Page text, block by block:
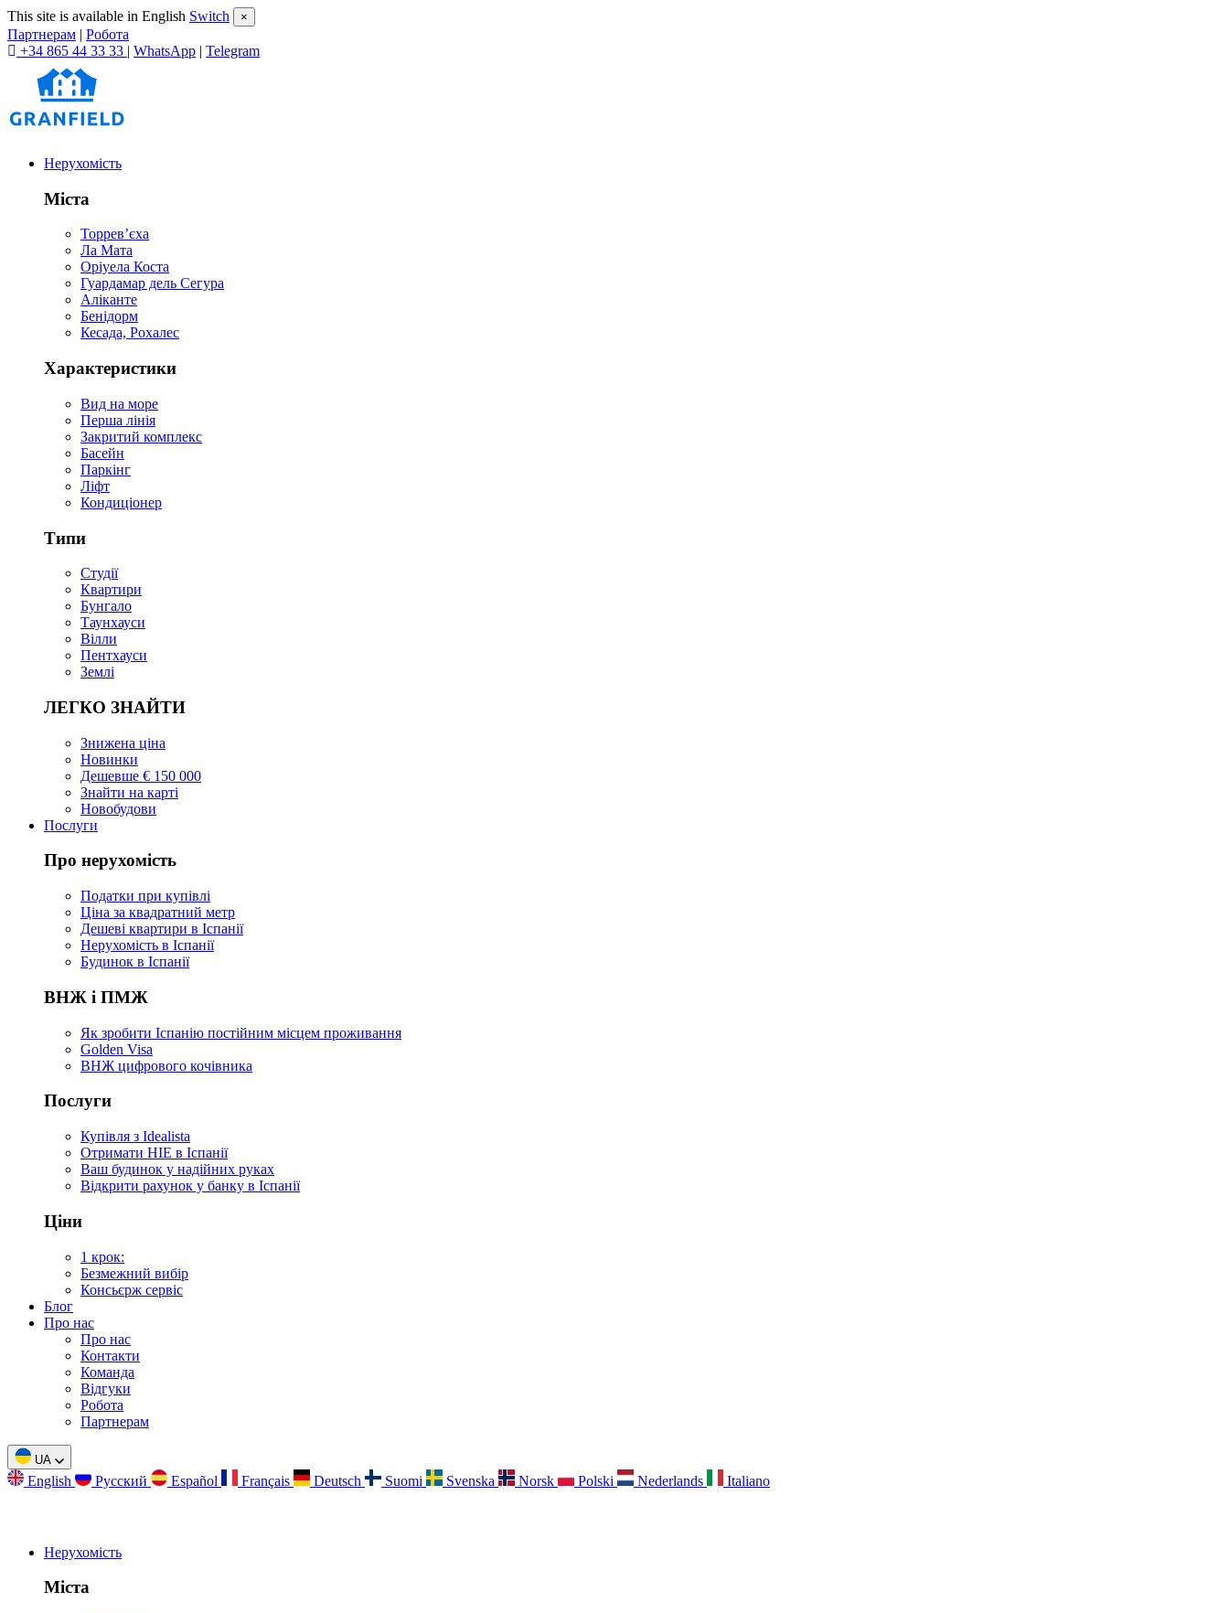
This site is available in English Switch ×
Партнерам | Робота
+34 865 44 33 33 | WhatsApp | Telegram
Нерухомість
Міста
Торревʼєха
Ла Мата
Оріуела Коста
Гуардамар дель Сегура
Аліканте
Бенідорм
Кесада, Рохалес
Характеристики
Вид на море
Перша лінія
Закритий комплекс
Басейн
Паркінг
Ліфт
Кондиціонер
Типи
Студії
Квартири
Бунгало
Таунхауси
Вілли
Пентхауси
Землі
ЛЕГКО ЗНАЙТИ
Знижена ціна
Новинки
Дешевше € 150 000
Знайти на карті
Новобудови
Послуги
Про нерухомість
Податки при купівлі
Ціна за квадратний метр
Дешеві квартири в Іспанії
Нерухомість в Іспанії
Будинок в Іспанії
ВНЖ і ПМЖ
Як зробити Іспанію постійним місцем проживання
Golden Visa
ВНЖ цифрового кочівника
Послуги
Купівля з Idealista
Отримати НІЕ в Іспанії
Ваш будинок у надійних руках
Відкрити рахунок у банку в Іспанії
Ціни
1 крок:
Безмежний вибір
Консьєрж сервіс
Блог
Про нас
Про нас
Контакти
Команда
Відгуки
Робота
Партнерам
UA
English Русский Español Français Deutsch Suomi Svenska Norsk Polski Nederlands Italiano
Нерухомість
Міста